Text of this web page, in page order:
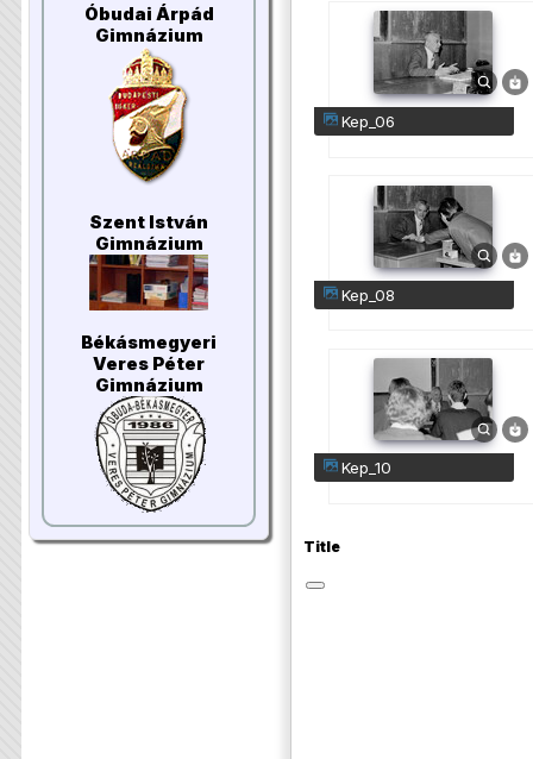
Óbudai Árpád
Gimnázium
Szent István
Gimnázium
Békásmegyeri
Veres Péter
Gimnázium
kep_06
kep_08
kep_10
Title